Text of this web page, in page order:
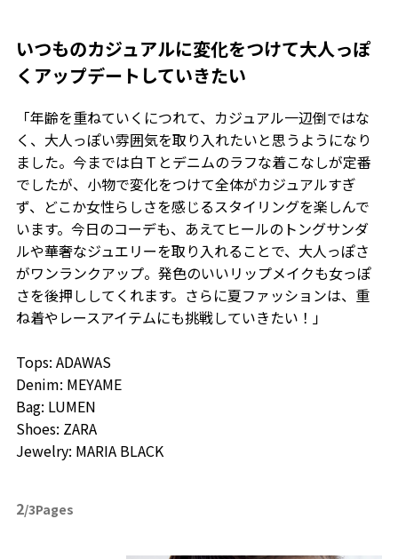
いつものカジュアルに変化をつけて大人っぽ
くアップデートしていきたい
「年齢を重ねていくにつれて、カジュアル一辺倒ではな
く、大人っぽい雰囲気を取り入れたいと思うようになり
ました。今までは白Ｔとデニムのラフな着こなしが定番
でしたが、小物で変化をつけて全体がカジュアルすぎ
ず、どこか女性らしさを感じるスタイリングを楽しんで
います。今日のコーデも、あえてヒールのトングサンダ
ルや華奢なジュエリーを取り入れることで、大人っぽさ
がワンランクアップ。発色のいいリップメイクも女っぽ
さを後押ししてくれます。さらに夏ファッションは、重
ね着やレースアイテムにも挑戦していきたい！」
Tops: ADAWAS
Denim: MEYAME
Bag: LUMEN
Shoes: ZARA
Jewelry: MARIA BLACK
2/3Pages